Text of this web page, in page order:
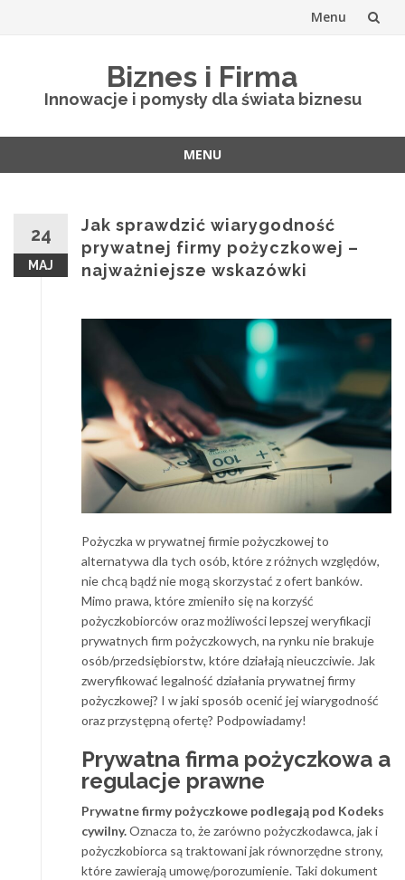
Menu
Biznes i Firma
Innowacje i pomysły dla świata biznesu
MENU
24
MAJ
Jak sprawdzić wiarygodność
prywatnej firmy pożyczkowej –
najważniejsze wskazówki
Pożyczka w prywatnej firmie pożyczkowej to
alternatywa dla tych osób, które z różnych względów,
nie chcą bądź nie mogą skorzystać z ofert banków.
Mimo prawa, które zmieniło się na korzyść
pożyczkobiorców oraz możliwości lepszej weryfikacji
prywatnych firm pożyczkowych, na rynku nie brakuje
osób/przedsiębiorstw, które działają nieuczciwie. Jak
zweryfikować legalność działania prywatnej firmy
pożyczkowej? I w jaki sposób ocenić jej wiarygodność
oraz przystępną ofertę? Podpowiadamy!
Prywatna firma pożyczkowa a
regulacje prawne
Prywatne firmy pożyczkowe podlegają pod Kodeks
cywilny.Oznacza to, że zarówno pożyczkodawca, jak i
pożyczkobiorca są traktowani jak równorzędne strony,
które zawierają umowę/porozumienie. Taki dokument